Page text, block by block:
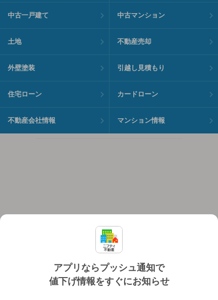
アプリならプッシュ通知で
値下げ情報をすぐにお知らせ
中古一戸建て 中古マンション
土地 不動産売却
外壁塗装 引越し見積もり
住宅ローン カードローン
不動産会社情報 マンション情報
個人情報保護ポリシー 利用規約